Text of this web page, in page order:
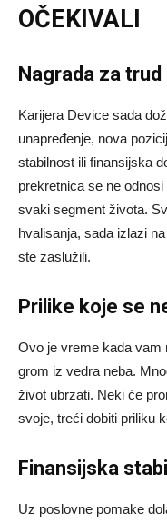
OČEKIVALI
Nagrada za
Karijera Device sada
unapređenje, nova
stabilnost ili finansijska
prekretnica se ne
svaki segment života.
hvalisanja, sada izlazi
ste zaslužili.
Prilike koje se
Ovo je vreme kada vam
grom iz vedra neba.
život ubrzati. Neki će
svoje, treći dobiti priliku
Finansijska
Uz poslovne pomake